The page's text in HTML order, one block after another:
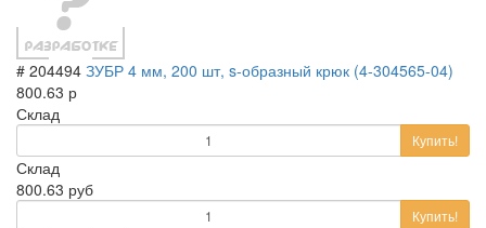
# 204494 ЗУБР 4 мм, 200 шт, s-образный крюк (4-304565-04)
800.63 р
Склад
Купить!
Склад
800.63 руб
Купить!